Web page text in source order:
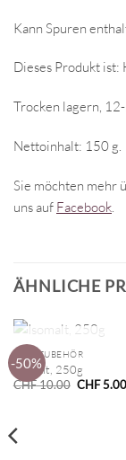
Kann Spuren
Dieses Produkt ist:
Trocken lagern,
Nettoinhalt: 150 g.
Sie möchten mehr
uns auf Facebook
ÄHNLICHE
-50% NICHT
BACKZUBEHÖR
Isomalt, 250g
CHF10.00 CHF5.00